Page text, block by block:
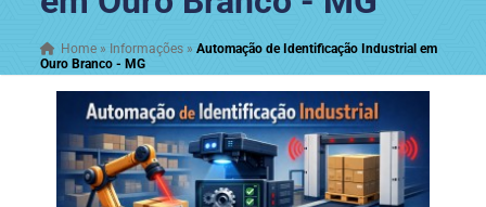
Home » Informações »Automação de Identificação Industrial em
Ouro Branco - MG